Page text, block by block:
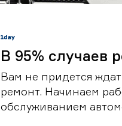
В 95% случаев
Вам не придется
ремонт. Начинаем
обслуживанием